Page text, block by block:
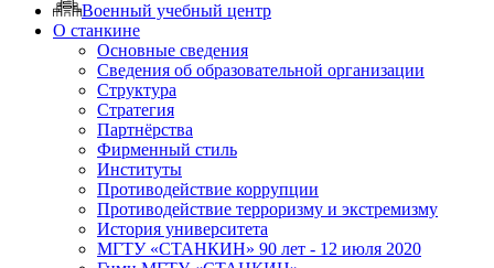
Военный учебный центр
О станкине
Основные сведения
Сведения об образовательной организации
Структура
Стратегия
Партнёрства
Фирменный стиль
Институты
Противодействие коррупции
Противодействие терроризму и экстремизму
История университета
МГТУ «СТАНКИН» 90 лет - 12 июля 2020